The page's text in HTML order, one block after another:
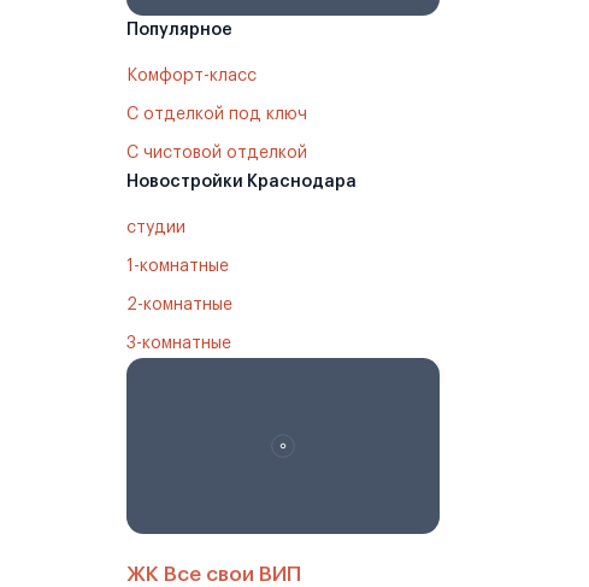
Популярное
Комфорт-класс
С отделкой под ключ
С чистовой отделкой
Новостройки Краснодара
студии
1-комнатные
2-комнатные
3-комнатные
ЖК Все свои ВИП